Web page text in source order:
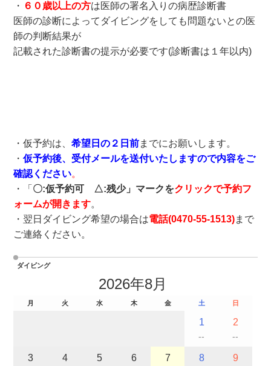
・ ６０歳以上の方は医師の署名入りの病歴診断書
医師の診断によってダイビングをしても問題ないとの医
師の判断結果が
記載された診断書の提示が必要です(診断書は１年以内)
・仮予約は、希望日の２日前までにお願いします。
・仮予約後、受付メールを送付いたしますので内容をご
確認ください。
・「 〇:仮予約可 △:残少」マークをクリックで予約フ
ォームが開きます。
・翌日ダイビング希望の場合は電話(0470-55-1513)まで
ご連絡ください。
ダイビング
2026年8月
月 火 水 木 金 土 日
1
--
2
--
3 4 5 6 7 8 9